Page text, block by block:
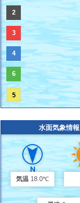
2
3
4
6
5
水面気象情報
気温 18.0℃